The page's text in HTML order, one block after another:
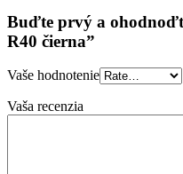
Buďte prvý a
R40 čierna”
Vaše hodnotenie
Vaša recenzia